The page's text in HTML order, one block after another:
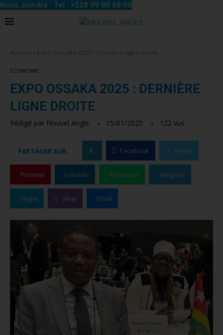
Nous Joindre : Tel : +228 99 00 68 05
Accueil Expo Ossaka 2025 : Dernière ligne droite
ECONOMIE
EXPO OSSAKA 2025 : DERNIÈRE
LIGNE DROITE
Rédigé par Nouvel Angle 15/01/2025 122 vus
PARTAGER SUR 0 Facebook Twitter
Pinterest Linkedin Whatsapp Telegram
Skype Viber Email